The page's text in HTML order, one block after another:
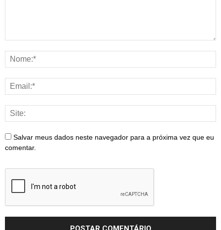
Salvar meus dados neste navegador para a próxima vez que eu
comentar.